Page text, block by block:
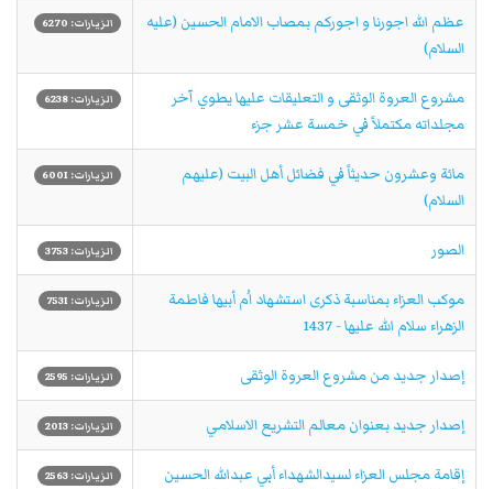
عظم الله اجورنا و اجوركم بمصاب الامام الحسين (عليه
السلام)
الزيارات: 6270
مشروع العروة الوثقى و التعليقات عليها يطوي آخر
مجلداته مکتملاً في خمسة عشر جزء
الزيارات: 6238
مائة وعشرون حديثاً في فضائل أهل البيت (عليهم
السلام)
الزيارات: 6001
الصور الزيارات: 3753
موكب العزاء بمناسبة ذكرى استشهاد اُم أبيها فاطمة
الزهراء سلام الله عليها - 1437
الزيارات: 7531
إصدار جديد من مشروع العروة الوثقى الزيارات: 2595
إصدار جديد بعنوان معالم التشريع الاسلامي الزيارات: 2013
إقامة مجلس العزاء لسيدالشهداء أبي عبدالله الحسين
الزيارات: 2563